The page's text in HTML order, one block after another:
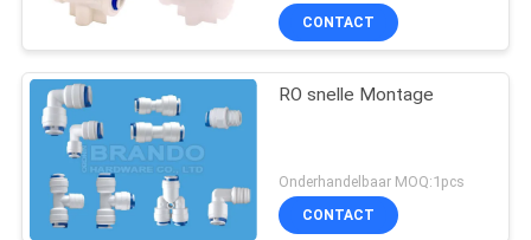
CONTACT
RO snelle Montage
Onderhandelbaar MOQ:1pcs
CONTACT